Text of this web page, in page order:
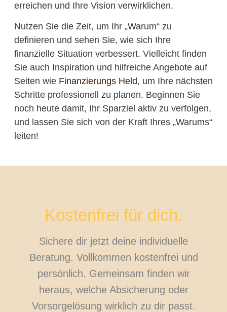
erreichen und Ihre Vision verwirklichen.
Nutzen Sie die Zeit, um Ihr „Warum“ zu
definieren und sehen Sie, wie sich Ihre
finanzielle Situation verbessert. Vielleicht finden
Sie auch Inspiration und hilfreiche Angebote auf
Seiten wie Finanzierungs Held, um Ihre nächsten
Schritte professionell zu planen. Beginnen Sie
noch heute damit, Ihr Sparziel aktiv zu verfolgen,
und lassen Sie sich von der Kraft Ihres „Warums“
leiten!
Kostenfrei für dich.
Sichere dir jetzt deine individuelle
Beratung. Vollkommen kostenfrei und
persönlich. Gemeinsam finden wir
heraus, welche Absicherung oder
Vorsorgelösung wirklich zu dir passt.